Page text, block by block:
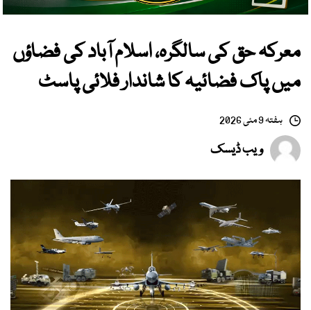
معرکہ حق کی سالگرہ، اسلام آباد کی فضاؤں
میں پاک فضائیہ کا شاندار فلائی پاسٹ
ہفتہ 9 مئی 2026
ویب ڈیسک